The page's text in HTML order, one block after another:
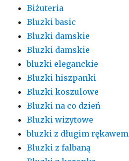
Biżuteria
Bluzki basic
Bluzki damskie
Bluzki damskie
bluzki eleganckie
Bluzki hiszpanki
Bluzki koszulowe
Bluzki na co dzień
Bluzki wizytowe
bluzki z długim rękawem
Bluzki z falbaną